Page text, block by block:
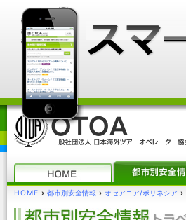
HOME › 都市別安全情報 › オセアニア/ポリネシア ›